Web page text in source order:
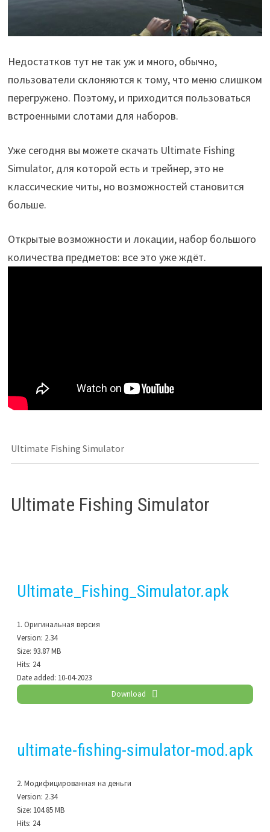
Недостатков тут не так уж и много, обычно,
пользователи склоняются к тому, что меню слишком
перегружено. Поэтому, и приходится пользоваться
встроенными слотами для наборов.
Уже сегодня вы можете скачать Ultimate Fishing
Simulator, для которой есть и трейнер, это не
классические читы, но возможностей становится
больше.
Открытые возможности и локации, набор большого
количества предметов: все это уже ждёт.
Ultimate Fishing Simulator
Ultimate Fishing Simulator
Ultimate_Fishing_Simulator.apk
1. Оригинальная версия
Version: 2.34
Size: 93.87 MB
Hits: 24
Date added: 10-04-2023
Download
ultimate-fishing-simulator-mod.apk
2. Модифицированная на деньги
Version: 2.34
Size: 104.85 MB
Hits: 24